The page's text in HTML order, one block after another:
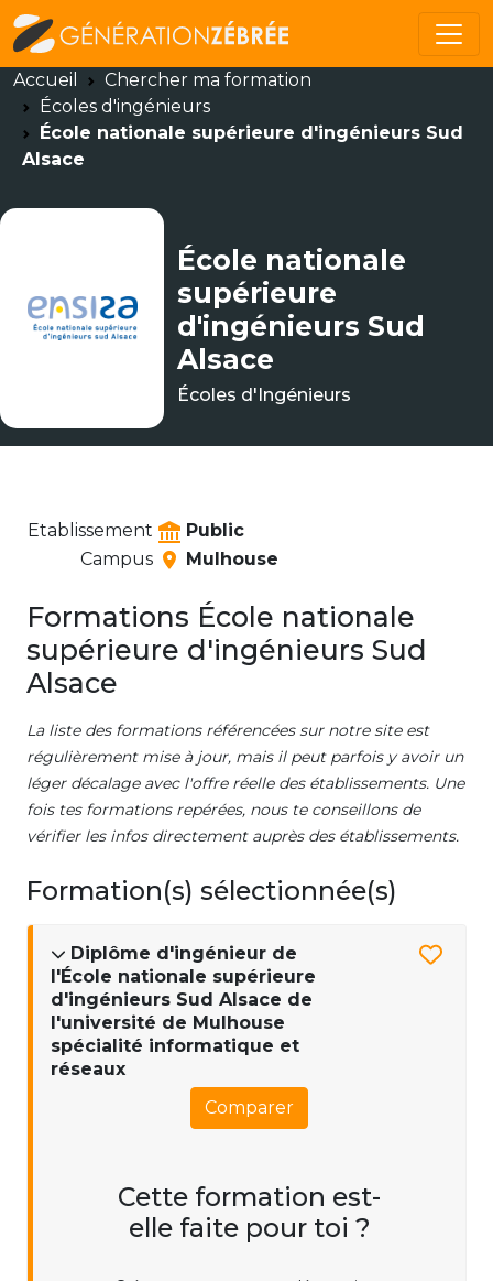
Accueil
Chercher ma formation
Écoles d'ingénieurs
École nationale supérieure d'ingénieurs Sud
Alsace
École nationale
supérieure
d'ingénieurs Sud
Alsace
Écoles d'Ingénieurs
Etablissement
Public
Campus
Mulhouse
Formations École nationale
supérieure d'ingénieurs Sud
Alsace
La liste des formations référencées sur notre site est
régulièrement mise à jour, mais il peut parfois y avoir un
léger décalage avec l'offre réelle des établissements. Une
fois tes formations repérées, nous te conseillons de
vérifier les infos directement auprès des établissements.
Formation(s) sélectionnée(s)
Diplôme d'ingénieur de
l'École nationale supérieure
d'ingénieurs Sud Alsace de
l'université de Mulhouse
spécialité informatique et
réseaux
Comparer
Cette formation est-
elle faite pour toi ?